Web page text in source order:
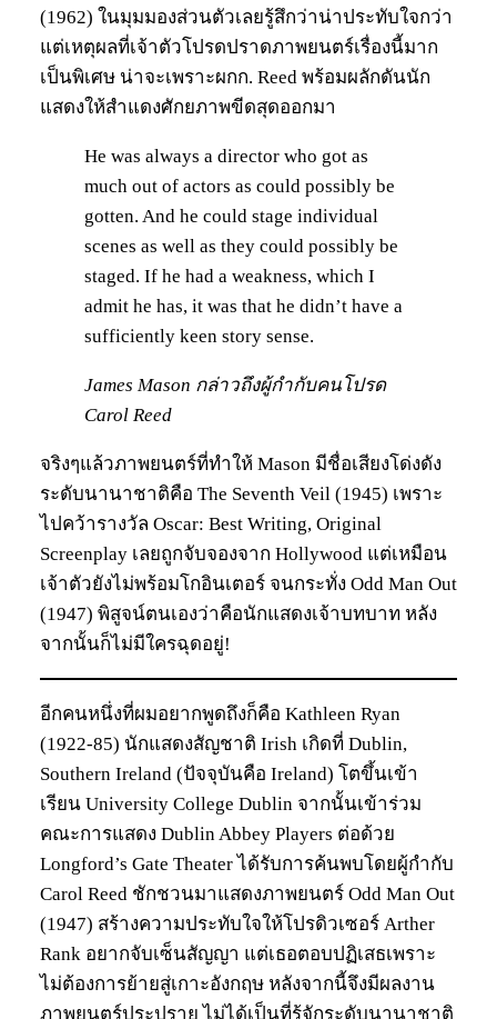
(1962) ในมุมมองส่วนตัวเลยรู้สึกว่าน่าประทับใจกว่า
แต่เหตุผลที่เจ้าตัวโปรดปราดภาพยนตร์เรื่องนี้มาก
เป็นพิเศษ น่าจะเพราะผกก. Reed พร้อมผลักดันนัก
แสดงให้สำแดงศักยภาพขีดสุดออกมา
He was always a director who got as
much out of actors as could possibly be
gotten. And he could stage individual
scenes as well as they could possibly be
staged. If he had a weakness, which I
admit he has, it was that he didn’t have a
sufficiently keen story sense.
James Mason กล่าวถึงผู้กำกับคนโปรด
Carol Reed
จริงๆแล้วภาพยนตร์ที่ทำให้ Mason มีชื่อเสียงโด่งดัง
ระดับนานาชาติคือ The Seventh Veil (1945) เพราะ
ไปคว้ารางวัล Oscar: Best Writing, Original
Screenplay เลยถูกจับจองจาก Hollywood แต่เหมือน
เจ้าตัวยังไม่พร้อมโกอินเตอร์ จนกระทั่ง Odd Man Out
(1947) พิสูจน์ตนเองว่าคือนักแสดงเจ้าบทบาท หลัง
จากนั้นก็ไม่มีใครฉุดอยู่!
อีกคนหนึ่งที่ผมอยากพูดถึงก็คือ Kathleen Ryan
(1922-85) นักแสดงสัญชาติ Irish เกิดที่ Dublin,
Southern Ireland (ปัจจุบันคือ Ireland) โตขึ้นเข้า
เรียน University College Dublin จากนั้นเข้าร่วม
คณะการแสดง Dublin Abbey Players ต่อด้วย
Longford’s Gate Theater ได้รับการค้นพบโดยผู้กำกับ
Carol Reed ชักชวนมาแสดงภาพยนตร์ Odd Man Out
(1947) สร้างความประทับใจให้โปรดิวเซอร์ Arther
Rank อยากจับเซ็นสัญญา แต่เธอตอบปฏิเสธเพราะ
ไม่ต้องการย้ายสู่เกาะอังกฤษ หลังจากนี้จึงมีผลงาน
ภาพยนตร์ประปราย ไม่ได้เป็นที่รู้จักระดับนานาชาติ